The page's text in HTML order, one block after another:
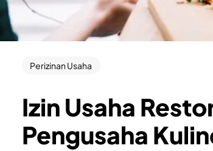
Perizinan Usaha
Izin Usaha
Pengusaha